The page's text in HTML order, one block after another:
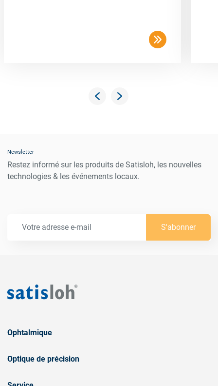
Newsletter
Restez informé sur les produits de Satisloh, les nouvelles
technologies & les événements locaux.
S'abonner
Ophtalmique
Optique de précision